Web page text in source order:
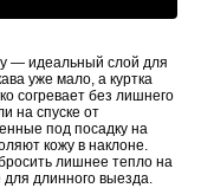
— идеальный слой для
уже мало, а куртка
согревает без лишнего
на спуске от
под посадку на
кожу в наклоне.
лишнее тепло на
длинного выезда.